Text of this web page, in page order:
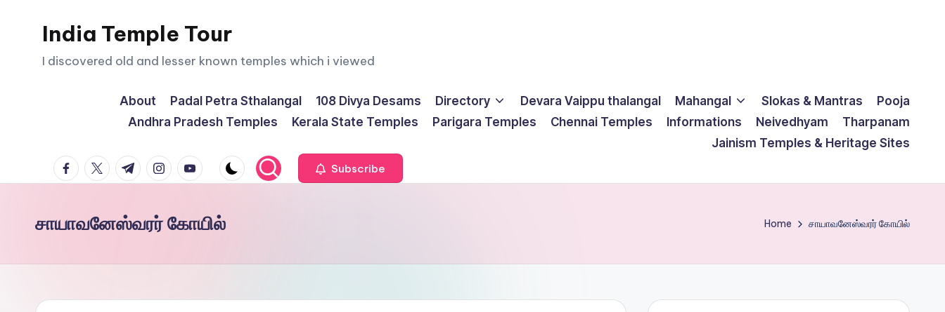
India Temple Tour
I discovered old and lesser known temples which i viewed
About Padal Petra Sthalangal 108 Divya Desams Directory Devara Vaippu thalangal Mahangal Slokas & Mantras
Pooja
Andhra Pradesh Temples
Kerala State Temples Parigara Temples Chennai Temples Informations Neivedhyam
Tharpanam
Jainism Temples & Heritage Sites
facebook.com
twitter.com
t.me instagram.com
youtube.com Subscribe
சாயாவனேஸ்வரர் கோயில் Home சாயாவனேஸ்வரர் கோயில்